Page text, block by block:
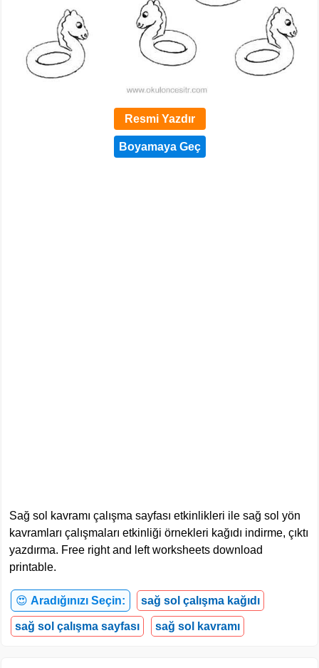
Resmi Yazdır
Sağ sol kavramı çalışma sayfası etkinlikleri ile sağ sol yön
kavramları çalışmaları etkinliği örnekleri kağıdı indirme, çıktı
yazdırma. Free right and left worksheets download
printable.
😍 Aradığınızı Seçin: sağ sol çalışma kağıdı
sağ sol çalışma sayfası sağ sol kavramı